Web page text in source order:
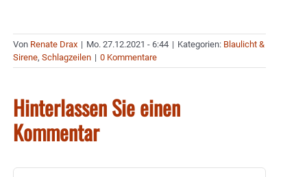
Von Renate Drax | Mo. 27.12.2021 - 6:44 | Kategorien: Blaulicht &
Sirene, Schlagzeilen | 0 Kommentare
Hinterlassen Sie einen
Kommentar